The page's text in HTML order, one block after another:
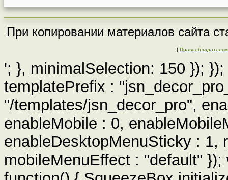
При копировании материалов сайта
| Правообладателям
'; }, minimalSelection: 150 });
templatePrefix :
"/templates/jsn_decor_pro",
enableMobile : 0,
enableDesktopMenuSticky : 1,
mobileMenuEffect : "default"